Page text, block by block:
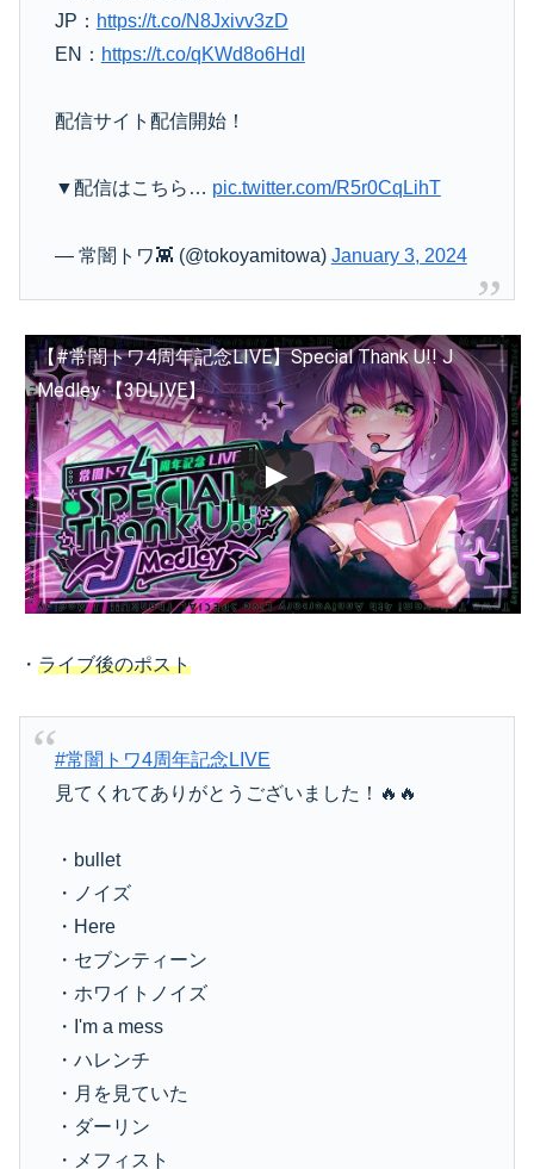
JP： https://t.co/N8Jxivv3zD
EN： https://t.co/qKWd8o6HdI
配信サイト配信開始！
▼配信はこちら… pic.twitter.com/R5r0CqLihT
— 常闇トワ👾 (@tokoyamitowa) January 3, 2024
【#常闇トワ4周年記念LIVE】Special Thank U!! J
Medley 【3DLIVE】
・ ライブ後のポスト
#常闇トワ4周年記念LIVE
見てくれてありがとうございました！🔥🔥
・bullet
・ノイズ
・Here
・セブンティーン
・ホワイトノイズ
・I'm a mess
・ハレンチ
・月を見ていた
・ダーリン
・メフィスト